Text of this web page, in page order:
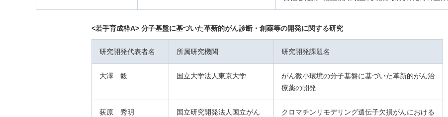
<若手育成枠A> 分子基盤に基づいた革新的がん診断・創薬等の開発に関する研究
研究開発代表者名 所属研究機関 研究開発課題名
大澤 毅 国立大学法人東京大学
がん微小環境の分子基盤に基づいた革新的がん治
療薬の開発
荻原 秀明
国立研究開発法人国立がん
クロマチンリモデリング遺伝子欠損がんにおける